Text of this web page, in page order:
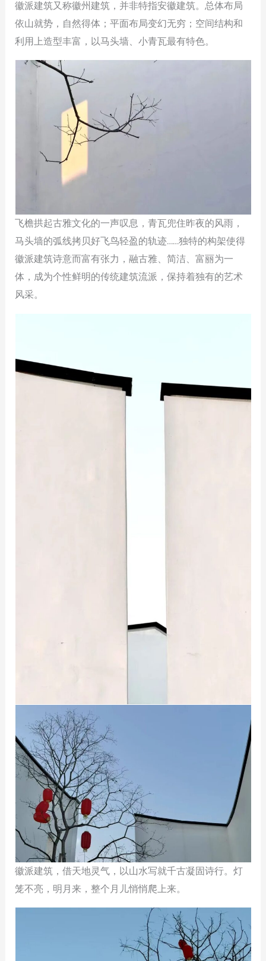
徽派建筑又称徽州建筑，并非特指安徽建筑。总体布局
依山就势，自然得体；平面布局变幻无穷；空间结构和
利用上造型丰富，以马头墙、小青瓦最有特色。
飞檐拱起古雅文化的一声叹息，青瓦兜住昨夜的风雨，
马头墙的弧线拷贝好飞鸟轻盈的轨迹……独特的构架使得
徽派建筑诗意而富有张力，融古雅、简洁、富丽为一
体，成为个性鲜明的传统建筑流派，保持着独有的艺术
风采。
徽派建筑，借天地灵气，以山水写就千古凝固诗行。灯
笼不亮，明月来，整个月儿悄悄爬上来。